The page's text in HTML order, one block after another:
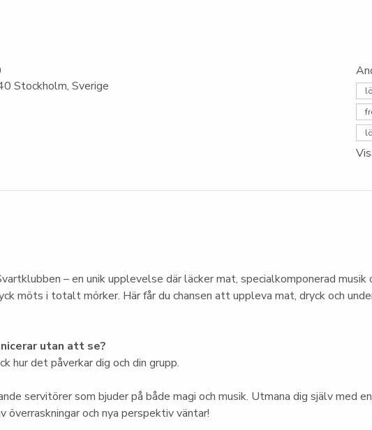
Stockholm, Sverige
– en unik upplevelse där läcker mat, specialkomponerad musik
möts i totalt mörker. Här får du chansen att uppleva mat, dryck och
utan att se?
hur det påverkar dig och din grupp.
servitörer som bjuder på både magi och musik. Utmana dig själv med
och nya perspektiv väntar!